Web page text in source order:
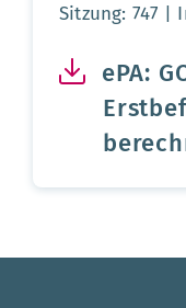
Sitzung: 747
ePA: